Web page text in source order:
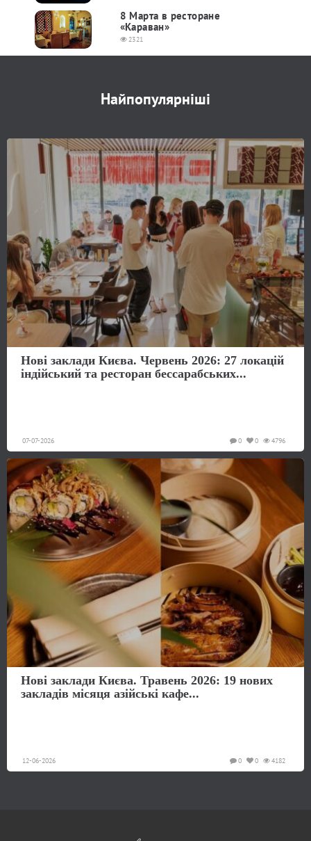
8 Марта в ресторане
«Караван»
2321
Найпопулярніші
Нові заклади Києва. Червень 2026: 27 локацій
індійський та ресторан бессарабських...
07-07-2026 4796
0
0
Нові заклади Києва. Травень 2026: 19 нових
закладів місяця азійські кафе...
12-06-2026 4182
0
0